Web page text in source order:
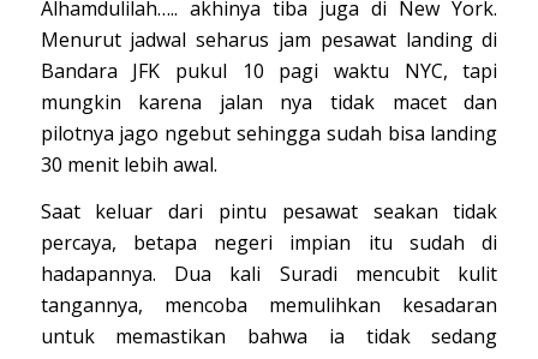
Alhamdulilah….. akhinya tiba juga di New York.
Menurut jadwal seharus jam pesawat landing di
Bandara JFK pukul 10 pagi waktu NYC, tapi
mungkin karena jalan nya tidak macet dan
pilotnya jago ngebut sehingga sudah bisa landing
30 menit lebih awal.
Saat keluar dari pintu pesawat seakan tidak
percaya, betapa negeri impian itu sudah di
hadapannya. Dua kali Suradi mencubit kulit
tangannya, mencoba memulihkan kesadaran
untuk memastikan bahwa ia tidak sedang